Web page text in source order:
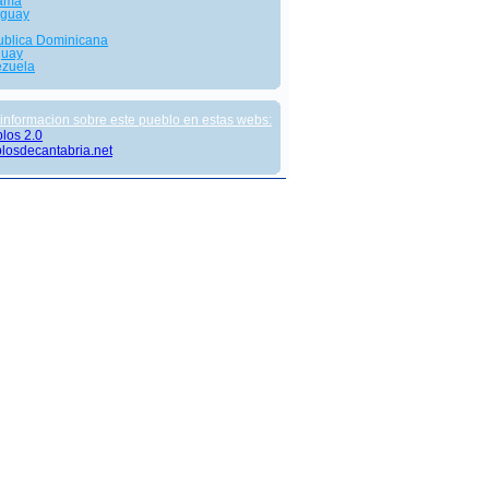
Dominicana
sobre este pueblo en estas webs:
2.0